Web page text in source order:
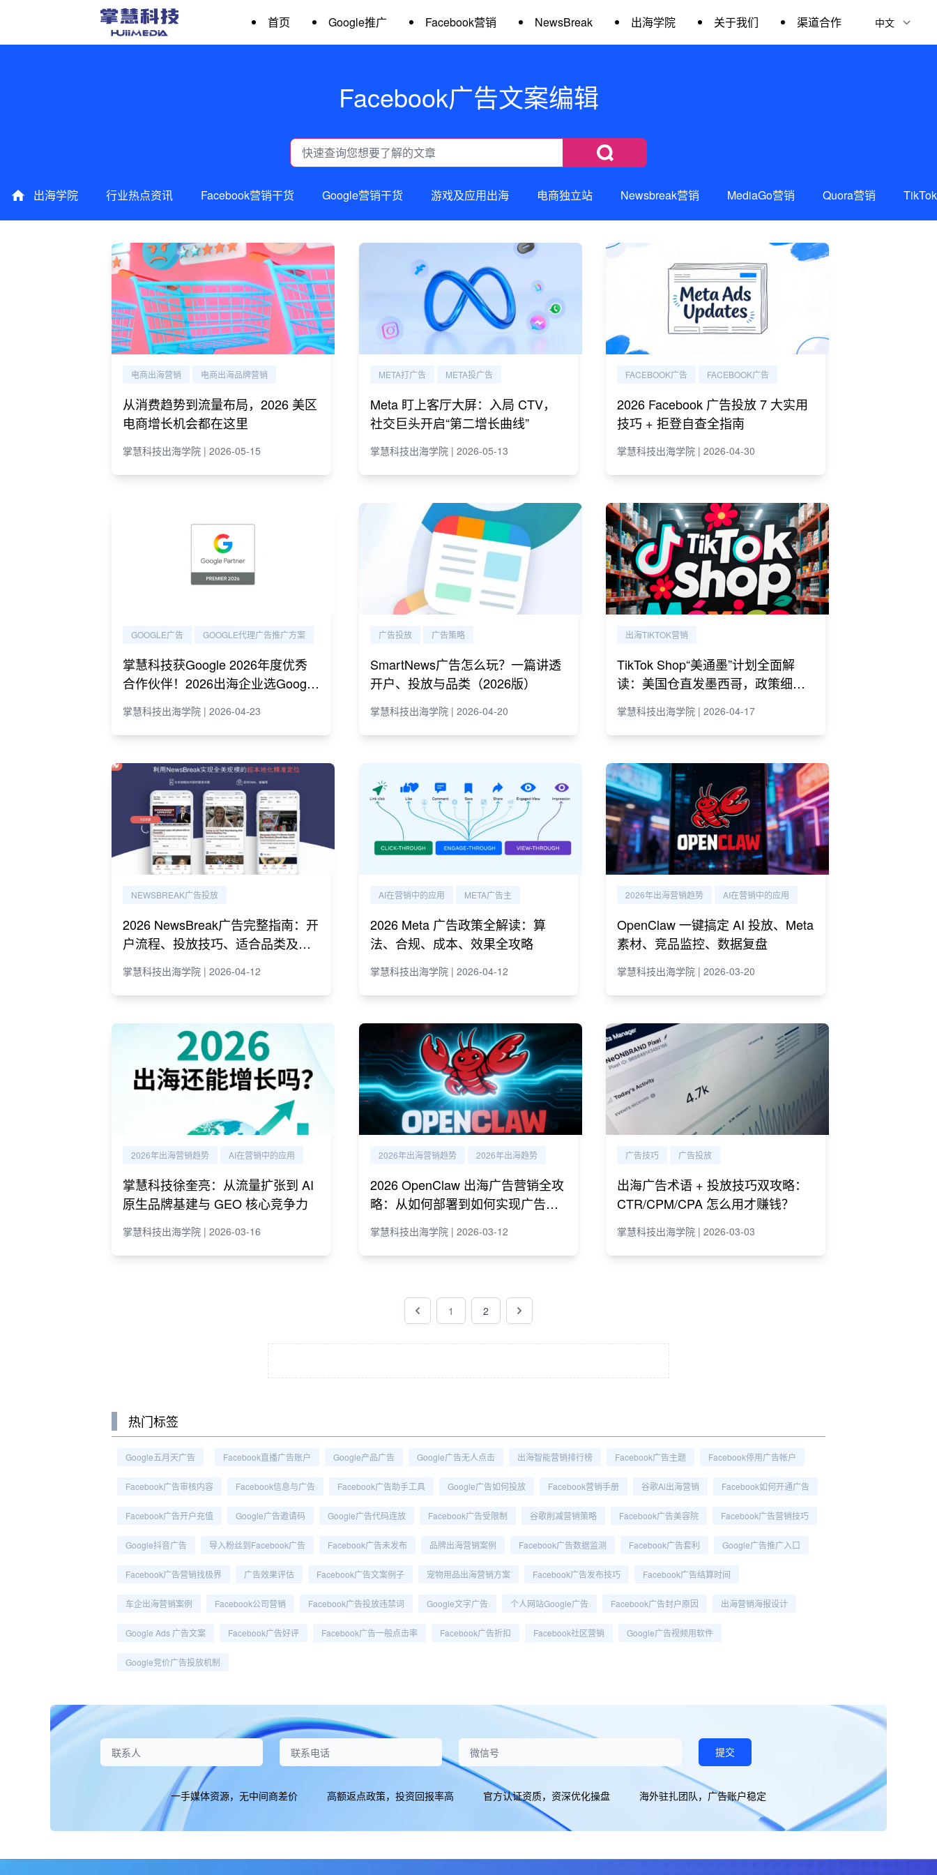
首页 Google推广 Facebook营销 NewsBreak 出海学院 关于我们 渠道合作
Facebook广告文案编辑
出海学院 行业热点资讯 Facebook营销干货 Google营销干货 游戏及应用出海 电商独立站 Newsbreak营销 MediaGo营销 Quora营销
电商出海营销 电商出海品牌营销
从消费趋势到流量布局，2026 美区
电商增长机会都在这里
掌慧科技出海学院 | 2026-05-15
META打广告 META投广告
Meta 盯上客厅大屏：入局 CTV，
社交巨头开启“第二增长曲线”
掌慧科技出海学院 | 2026-05-13
FACEBOOK广告 FACEBOOK广告
2026 Facebook 广告投放 7 大实用
技巧 + 拒登自查全指南
掌慧科技出海学院 | 2026-04-30
GOOGLE广告 GOOGLE代理广告推广方案
掌慧科技获Google 2026年度优秀
合作伙伴！2026出海企业选Google
掌慧科技出海学院 | 2026-04-23
广告投放 广告策略
SmartNews广告怎么玩？一篇讲透
开户、投放与品类（2026版）
掌慧科技出海学院 | 2026-04-20
出海TIKTOK营销
TikTok Shop“美通墨”计划全面解
读：美国仓直发墨西哥，政策细则
掌慧科技出海学院 | 2026-04-17
NEWSBREAK广告投放
2026 NewsBreak广告完整指南：开
户流程、投放技巧、适合品类及代
掌慧科技出海学院 | 2026-04-12
AI在营销中的应用 META广告主
2026 Meta 广告政策全解读：算
法、合规、成本、效果全攻略
掌慧科技出海学院 | 2026-04-12
2026年出海营销趋势 AI在营销中的应用
OpenClaw 一键搞定 AI 投放、Meta
素材、竞品监控、数据复盘
掌慧科技出海学院 | 2026-03-20
2026年出海营销趋势 AI在营销中的应用
掌慧科技徐奎亮：从流量扩张到 AI
原生品牌基建与 GEO 核心竞争力
掌慧科技出海学院 | 2026-03-16
2026年出海营销趋势 2026年出海趋势
2026 OpenClaw 出海广告营销全攻
略：从如何部署到如何实现广告营
掌慧科技出海学院 | 2026-03-12
广告技巧 广告投放
出海广告术语 + 投放技巧双攻略：
CTR/CPM/CPA 怎么用才赚钱？
掌慧科技出海学院 | 2026-03-03
1 2
热门标签
Google五月天广告 Facebook直播广告账户 Google产品广告 Google广告无人点击 出海智能营销排行榜 Facebook广告主题 Facebook停用广告帐户
Facebook广告审核内容 Facebook信息与广告 Facebook广告助手工具 Google广告如何投放 Facebook营销手册 谷歌ai出海营销 Facebook如何开通广告
Facebook广告开户充值 Google广告邀请码 Google广告代码连放 Facebook广告受限制 谷歌削减营销策略 Facebook广告美容院 Facebook广告营销技巧
Google抖音广告 导入粉丝到Facebook广告 Facebook广告未发布 品牌出海营销案例 Facebook广告数据监测 Facebook广告套利 Google广告推广入口
Facebook广告营销找极界 广告效果评估 Facebook广告文案例子 宠物用品出海营销方案 Facebook广告发布技巧 Facebook广告结算时间
车企出海营销案例 Facebook公司营销 Facebook广告投放违禁词 Google文字广告 个人网站Google广告 Facebook广告封户原因 出海营销海报设计
Google Ads 广告文案 Facebook广告好评 Facebook广告一般点击率 Facebook广告折扣 Facebook社区营销 Google广告视频用软件
Google竞价广告投放机制
提交
一手媒体资源，无中间商差价 高额返点政策，投资回报率高 官方认证资质，资深优化操盘 海外驻扎团队，广告账户稳定